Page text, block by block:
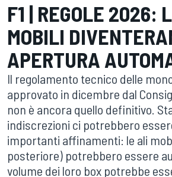
F1 | REGOLE 2026:
MOBILI
APERTURA
Il regolamento tecnico delle
approvato in dicembre dal
non è ancora quello definitivo.
indiscrezioni ci potrebbero
importanti affinamenti: le ali
posteriore) potrebbero essere
volume dei loro box potrebbe